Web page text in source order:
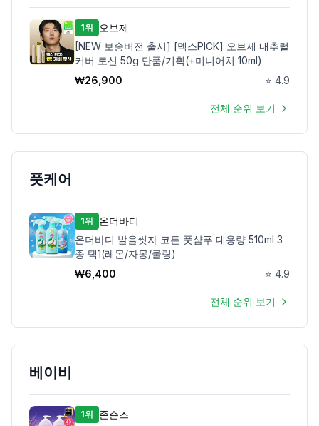
1위
오브제
[NEW 보송버전 출시] [덱스PICK] 오브제 내추럴
커버 로션 50g 단품/기획(+미니어처 10ml)
₩26,900 ⭐ 4.9
전체 순위 보기
풋케어
1위
온더바디
온더바디 발을씻자 코튼 풋샴푸 대용량 510ml 3
종 택1(레몬/자몽/쿨링)
₩6,400 ⭐ 4.9
전체 순위 보기
베이비
1위
존슨즈